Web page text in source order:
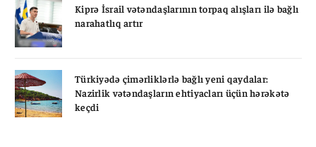
Kiprə İsrail vətəndaşlarının torpaq alışları ilə bağlı
narahatlıq artır
Türkiyədə çimərliklərlə bağlı yeni qaydalar:
Nazirlik vətəndaşların ehtiyacları üçün hərəkətə
keçdi